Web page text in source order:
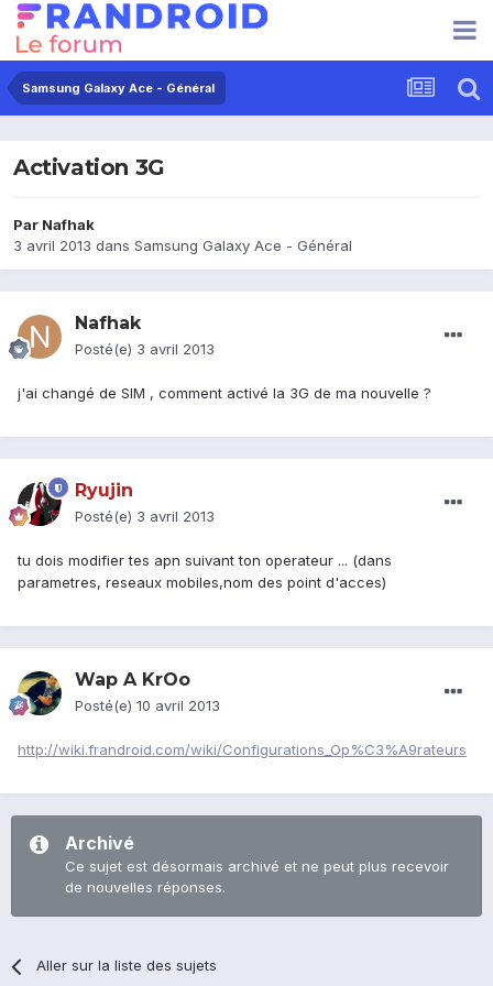
Samsung Galaxy Ace - Général
Activation 3G
Par Nafhak
3 avril 2013 dans Samsung Galaxy Ace - Général
Nafhak
Posté(e) 3 avril 2013
j'ai changé de SIM , comment activé la 3G de ma nouvelle ?
Ryujin
Posté(e) 3 avril 2013
tu dois modifier tes apn suivant ton operateur ... (dans
parametres, reseaux mobiles,nom des point d'acces)
Wap A KrOo
Posté(e) 10 avril 2013
http://wiki.frandroid.com/wiki/Configurations_Op%C3%A9rateurs
Archivé
Ce sujet est désormais archivé et ne peut plus recevoir
de nouvelles réponses.
Aller sur la liste des sujets